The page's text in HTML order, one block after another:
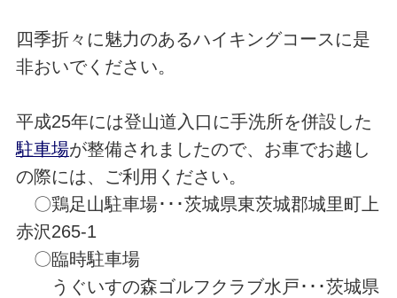
四季折々に魅力のあるハイキングコースに是
非おいでください。
平成25年には登山道入口に手洗所を併設した
駐車場が整備されましたので、お車でお越し
の際には、ご利用ください。
〇鶏足山駐車場･･･茨城県東茨城郡城里町上
赤沢265-1
〇臨時駐車場
うぐいすの森ゴルフクラブ水戸･･･茨城県